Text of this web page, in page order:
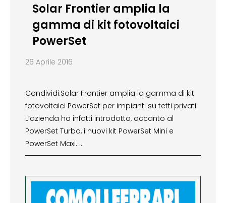
Solar Frontier amplia la
gamma di kit fotovoltaici
PowerSet
26 Aprile 2016
Condividi:Solar Frontier amplia la gamma di kit
fotovoltaici PowerSet per impianti su tetti privati.
L’azienda ha infatti introdotto, accanto al
PowerSet Turbo, i nuovi kit PowerSet Mini e
PowerSet Maxi. …